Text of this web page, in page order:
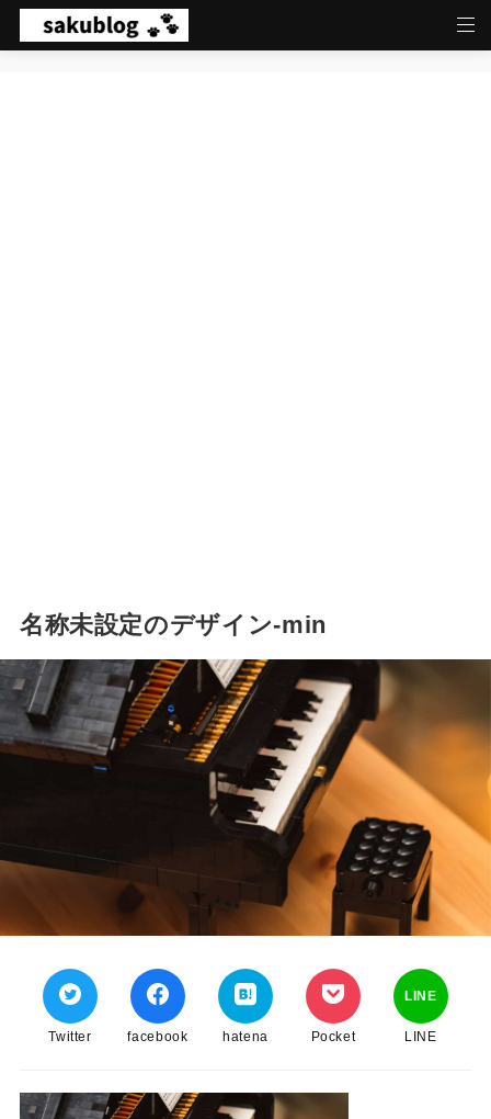
名称未設定のデザイン-min
Twitter facebook hatena Pocket
LINE
LINE